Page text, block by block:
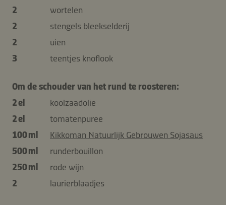
2
wortelen
2
stengels bleekselderij
2
uien
3
teentjes knoflook
Om de schouder van het rund te roosteren:
2 el
koolzaadolie
2 el
tomatenpuree
100 ml
Kikkoman Natuurlijk Gebrouwen Sojasaus
500 ml
runderbouillon
250 ml
rode wijn
2
laurierblaadjes